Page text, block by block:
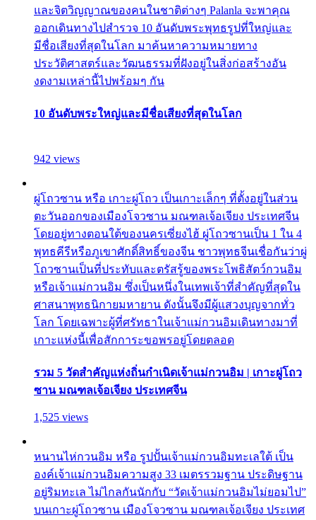
และจิตวิญญาณของคนในชาติต่างๆ Palanla จะพาคุณ
ออกเดินทางไปสำรวจ 10 อันดับพระพุทธรูปที่ใหญ่และ
มีชื่อเสียงที่สุดในโลก มาค้นหาความหมายทาง
ประวัติศาสตร์และวัฒนธรรมที่ฝังอยู่ในสิ่งก่อสร้างอัน
งดงามเหล่านี้ไปพร้อมๆ กัน
10 อันดับพระใหญ่และมีชื่อเสียงที่สุดในโลก
942 views
ผู่โถวซาน หรือ เกาะผู่โถว เป็นเกาะเล็กๆ ที่ตั้งอยู่ในส่วน
ตะวันออกของเมืองโจวซาน มณฑลเจ้อเจียง ประเทศจีน
โดยอยู่ทางตอนใต้ของนครเซี่ยงไฮ้ ผู่โถวซานเป็น 1 ใน 4
พุทธคีรีหรือภูเขาศักดิ์สิทธิ์ของจีน ชาวพุทธจีนเชื่อกันว่าผู่
โถวซานเป็นที่ประทับและตรัสรู้ของพระโพธิสัตว์กวนอิม
หรือเจ้าแม่กวนอิม ซึ่งเป็นหนึ่งในเทพเจ้าที่สำคัญที่สุดใน
ศาสนาพุทธนิกายมหายาน ดังนั้นจึงมีผู้แสวงบุญจากทั่ว
โลก โดยเฉพาะผู้ที่ศรัทธาในเจ้าแม่กวนอิมเดินทางมาที่
เกาะแห่งนี้เพื่อสักการะขอพรอยู่โดยตลอด
รวม 5 วัดสำคัญแห่งถิ่นกำเนิดเจ้าแม่กวนอิม | เกาะผู่โถว
ซาน มณฑลเจ้อเจียง ประเทศจีน
1,525 views
หนานไห่กวนอิม หรือ รูปปั้นเจ้าแม่กวนอิมทะเลใต้ เป็น
องค์เจ้าแม่กวนอิมความสูง 33 เมตรรวมฐาน ประดิษฐาน
อยู่ริมทะเล ไม่ไกลกันนักกับ “วัดเจ้าแม่กวนอิมไม่ยอมไป”
บนเกาะผู่โถวซาน เมืองโจวซาน มณฑลเจ้อเจียง ประเทศ